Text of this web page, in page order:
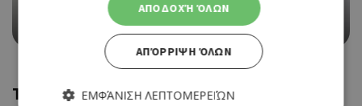
COFFEE ISLAND
Trending
ΑΠΟΔΟΧΉ ΌΛΩΝ
ΑΠΌΡΡΙΨΗ ΌΛΩΝ
ΕΜΦΆΝΙΣΗ ΛΕΠΤΟΜΕΡΕΙΏΝ